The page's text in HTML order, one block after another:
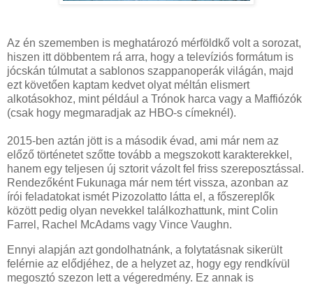
Az én szememben is meghatározó mérföldkő volt a sorozat,
hiszen itt döbbentem rá arra, hogy a televíziós formátum is
jócskán túlmutat a sablonos szappanoperák világán, majd
ezt követően kaptam kedvet olyat méltán elismert
alkotásokhoz, mint például a Trónok harca vagy a Maffiózók
(csak hogy megmaradjak az HBO-s címeknél).
2015-ben aztán jött is a második évad, ami már nem az
előző történetet szőtte tovább a megszokott karakterekkel,
hanem egy teljesen új sztorit vázolt fel friss szereposztással.
Rendezőként Fukunaga már nem tért vissza, azonban az
írói feladatokat ismét Pizozolatto látta el, a főszereplők
között pedig olyan nevekkel találkozhattunk, mint Colin
Farrel, Rachel McAdams vagy Vince Vaughn.
Ennyi alapján azt gondolhatnánk, a folytatásnak sikerült
felérnie az elődjéhez, de a helyzet az, hogy egy rendkívül
megosztó szezon lett a végeredmény. Ez annak is